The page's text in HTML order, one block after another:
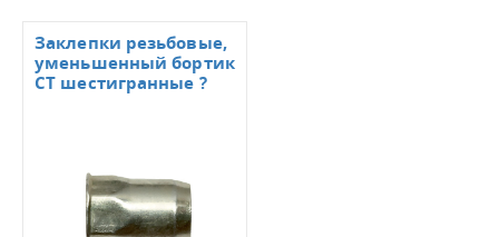
Заклепки резьбовые,
уменьшенный бортик
СТ шестигранные ?